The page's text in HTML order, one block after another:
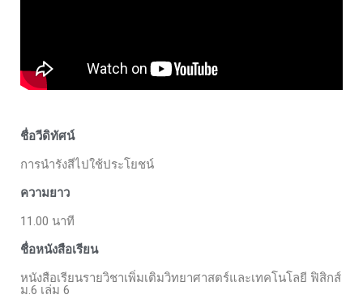
ชื่อวีดิทัศน์
การนำรังสีไปใช้ประโยชน์
ความยาว
11.00 นาที
ชื่อหนังสือเรียน
หนังสือเรียนรายวิชาเพิ่มเติมวิทยาศาสตร์และเทคโนโลยี ฟิสิกส์
ม.6 เล่ม 6